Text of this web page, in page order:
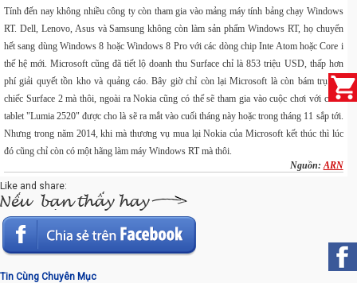
Tính đến nay không nhiều công ty còn tham gia vào mảng máy tính bảng chạy Windows
RT. Dell, Lenovo, Asus và Samsung không còn làm sản phẩm Windows RT, họ chuyển
hết sang dùng Windows 8 hoặc Windows 8 Provới các dòng chip Inte Atom hoặc Core i
thế hệ mới.Microsoft cũng đã tiết lộ doanh thu Surface chỉ là 853 triệu USD, thấp hơn
phí giải quyết tồn kho và quảng cáo. Bây giờ chỉ còn lại Microsoft là còn bám trụ với
chiếc Surface 2 mà thôi, ngoài ra Nokia cũng có thể sẽ tham gia vào cuộc chơi với chiếc
tablet "Lumia 2520" được cho là sẽ ra mắt vào cuối tháng này hoặc trong tháng 11 sắp tới.
Nhưng trong năm 2014, khi mà thương vụ mua lại Nokia của Microsoft kết thúc thì lúc
đó cũng chỉ còn có một hãng làm máy Windows RT mà thôi.
Nguồn:ARN
Like and share:
Tin Cùng Chuyên Mục